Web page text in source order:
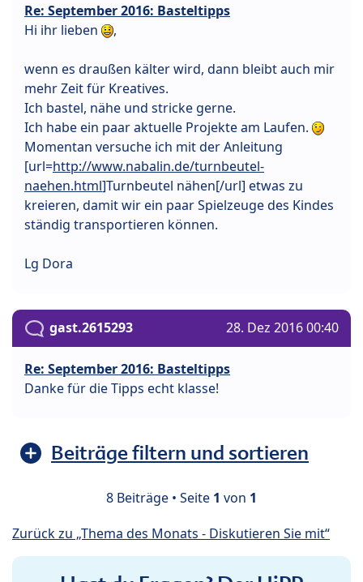
Re: September 2016: Basteltipps
Hi ihr lieben
,
wenn es draußen kälter wird, dann bleibt auch mir
mehr Zeit für Kreatives.
Ich bastel, nähe und stricke gerne.
Ich habe ein paar aktuelle Projekte am Laufen.
Momentan versuche ich mit der Anleitung
[url=http://www.nabalin.de/turnbeutel-
naehen.html]Turnbeutel nähen[/url] etwas zu
kreieren, damit wir ein paar Spielzeuge des Kindes
ständig transportieren können.
Lg Dora
gast.2615293 28. Dez 2016 00:40
Re: September 2016: Basteltipps
Danke für die Tipps echt klasse!
Beiträge filtern und sortieren
8 Beiträge • Seite 1 von 1
Zurück zu „Thema des Monats - Diskutieren Sie mit“